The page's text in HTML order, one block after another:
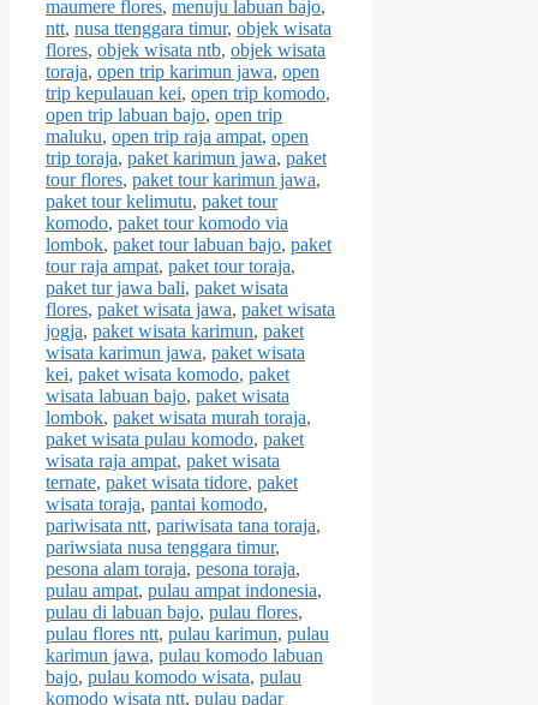
maumere flores, menuju labuan bajo,
ntt, nusa ttenggara timur, objek wisata
flores, objek wisata ntb, objek wisata
toraja, open trip karimun jawa, open
trip kepulauan kei, open trip komodo,
open trip labuan bajo, open trip
maluku, open trip raja ampat, open
trip toraja, paket karimun jawa, paket
tour flores, paket tour karimun jawa,
paket tour kelimutu, paket tour
komodo, paket tour komodo via
lombok, paket tour labuan bajo, paket
tour raja ampat, paket tour toraja,
paket tur jawa bali, paket wisata
flores, paket wisata jawa, paket wisata
jogja, paket wisata karimun, paket
wisata karimun jawa, paket wisata
kei, paket wisata komodo, paket
wisata labuan bajo, paket wisata
lombok, paket wisata murah toraja,
paket wisata pulau komodo, paket
wisata raja ampat, paket wisata
ternate, paket wisata tidore, paket
wisata toraja, pantai komodo,
pariwisata ntt, pariwisata tana toraja,
pariwsiata nusa tenggara timur,
pesona alam toraja, pesona toraja,
pulau ampat, pulau ampat indonesia,
pulau di labuan bajo, pulau flores,
pulau flores ntt, pulau karimun, pulau
karimun jawa, pulau komodo labuan
bajo, pulau komodo wisata, pulau
komodo wisata ntt, pulau padar